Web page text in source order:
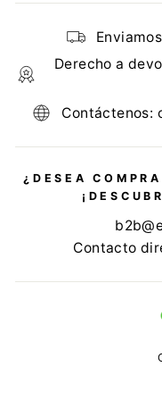
Derecho a
Contáctenos:
¿DESEA
Contacto